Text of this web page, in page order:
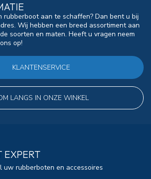
rubberboot aan te schaffen? Dan bent u bij
Wij hebben een breed assortiment aan
soorten en maten. Heeft u vragen neem
op!
KLANTENSERVICE
LANGS IN ONZE WINKEL
EXPERT
uw rubberboten en accessoires